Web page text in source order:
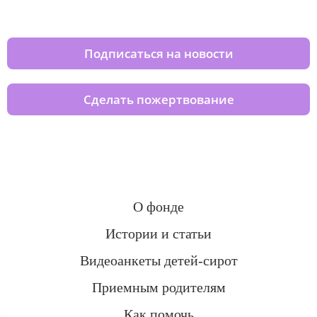
Подписаться на новости
Сделать пожертвование
О фонде
Истории и статьи
Видеоанкеты детей-сирот
Приемным родителям